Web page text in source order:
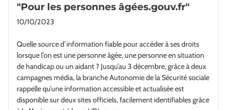
"Pour les personnes âgées.gouv.fr"
10/10/2023
Quelle source d’information fiable pour accéder à ses droits
lorsque l’on est une personne âgée, une personne en situation
de handicap ou un aidant ? Jusqu’au 3 décembre, grâce à deux
campagnes média, la branche Autonomie de la Sécurité sociale
rappelle qu’une information accessible et actualisée est
disponible sur deux sites officiels, facilement identifiables grâce